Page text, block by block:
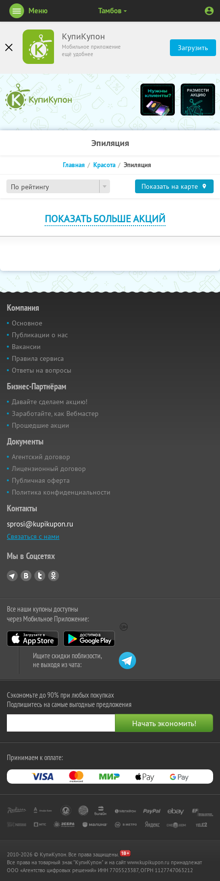
КупиКупон
Мобильное приложение
ещё удобнее
Загрузить
Меню Тамбов
Эпиляция
По рейтингу
Главная Красота Эпиляция
Показать на карте
ПОКАЗАТЬ БОЛЬШЕ АКЦИЙ
Компания
Основное
Публикации о нас
Вакансии
Правила сервиса
Ответы на вопросы
Бизнес-Партнёрам
Давайте сделаем акцию!
Заработайте, как Вебмастер
Прошедшие акции
Документы
Агентский договор
Лицензионный договор
Публичная оферта
Политика конфиденциальности
Контакты
sprosi@kupikupon.ru
Связаться с нами
Мы в Соцсетях
Все наши купоны доступны
через Мобильное Приложение:
Ищите скидки поблизости,
не выходя из чата:
Сэкономьте до 90% при любых покупках
Подпишитесь на самые выгодные предложения
Принимаем к оплате:
2010-2026 © КупиКупон. Все права защищены.
Все права на товарный знак "КупиКупон" и на сайт www.kupikupon.ru принадлежат
OOO «Агентство цифровых решений» ИНН 7705523387, ОГРН 1127747063212